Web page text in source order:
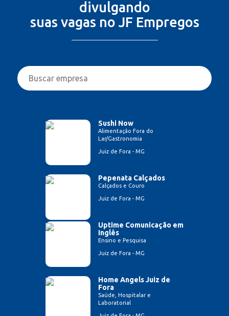
divulgando
suas vagas no JF Empregos
Sushi Now
Alimentação Fora do
Lar/Gastronomia
Juiz de Fora - MG
Pepenata Calçados
Calçados e Couro
Juiz de Fora - MG
Uptime Comunicação em
Inglês
Ensino e Pesquisa
Juiz de Fora - MG
Home Angels Juiz de
Fora
Saúde, Hospitalar e
Laboratorial